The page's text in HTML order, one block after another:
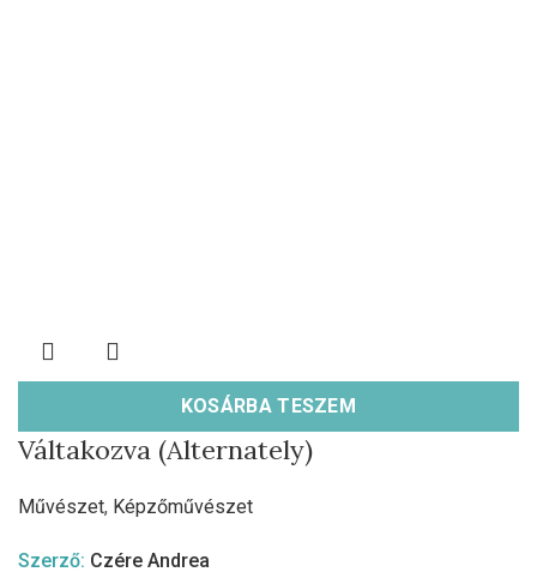
KOSÁRBA TESZEM
Váltakozva (Alternately)
Művészet, Képzőművészet
Szerző: Czére Andrea